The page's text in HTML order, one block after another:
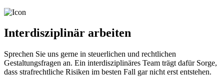
Interdisziplinär arbeiten
Sprechen Sie uns gerne in steuerlichen und rechtlichen
Gestaltungsfragen an. Ein interdisziplinäres Team trägt dafür Sorge,
dass strafrechtliche Risiken im besten Fall gar nicht erst entstehen.